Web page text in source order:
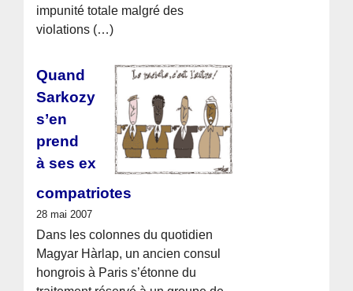
impunité totale malgré des
violations (…)
Quand
Sarkozy
s’en
prend
à ses ex
compatriotes
28 mai 2007
Dans les colonnes du quotidien
Magyar Hà­rlap, un ancien consul
hongrois à Paris s’étonne du